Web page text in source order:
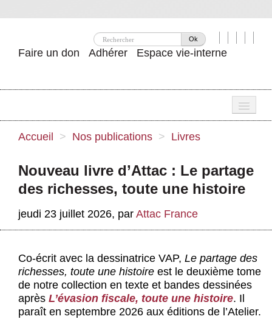
Ok
Faire un don Adhérer Espace vie-interne
Nos idées
Publications
Agenda
Actus et médias
Boutique
Accueil > Nos publications > Livres
Nouveau livre d’Attac : Le partage
des richesses, toute une histoire
jeudi 23 juillet 2026, par Attac France
Co-écrit avec la dessinatrice VAP, Le partage des
richesses, toute une histoire est le deuxième tome
de notre collection en texte et bandes dessinées
après L’évasion fiscale, toute une histoire. Il
paraît en septembre 2026 aux éditions de l’Atelier.